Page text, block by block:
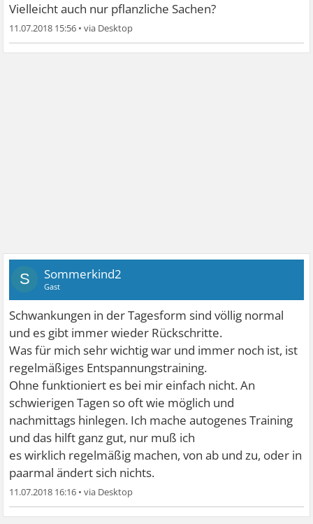
Vielleicht auch nur pflanzliche Sachen?
11.07.2018 15:56 •
S Sommerkind2
Gast
Schwankungen in der Tagesform sind völlig normal
und es gibt immer wieder Rückschritte.
Was für mich sehr wichtig war und immer noch ist, ist
regelmäßiges Entspannungstraining.
Ohne funktioniert es bei mir einfach nicht. An
schwierigen Tagen so oft wie möglich und
nachmittags hinlegen. Ich mache autogenes Training
und das hilft ganz gut, nur muß ich
es wirklich regelmäßig machen, von ab und zu, oder in
paarmal ändert sich nichts.
11.07.2018 16:16 •